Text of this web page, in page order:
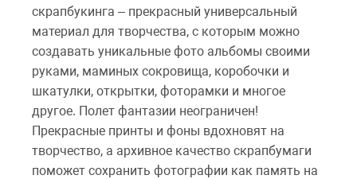
скрапбукинга – прекрасный универсальный
материал для творчества, с которым можно
создавать уникальные фото альбомы своими
руками, маминых сокровища, коробочки и
шкатулки, открытки, фоторамки и многое
другое. Полет фантазии неограничен!
Прекрасные принты и фоны вдохновят на
творчество, а архивное качество скрапбумаги
поможет сохранить фотографии как память на